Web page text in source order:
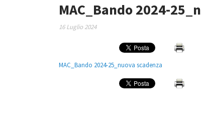
MAC_Bando 2024-
16 Luglio 2024
MAC_Bando 2024-25_nuova scadenza